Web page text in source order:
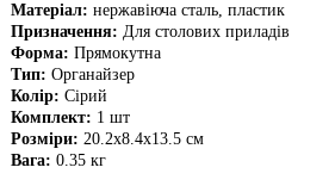
Матеріал: нержавіюча сталь, пластик
Призначення: Для столових приладів
Форма: Прямокутна
Тип: Органайзер
Колір: Сірий
Комплект: 1 шт
Розміри: 20.2х8.4х13.5 см
Вага: 0.35 кг